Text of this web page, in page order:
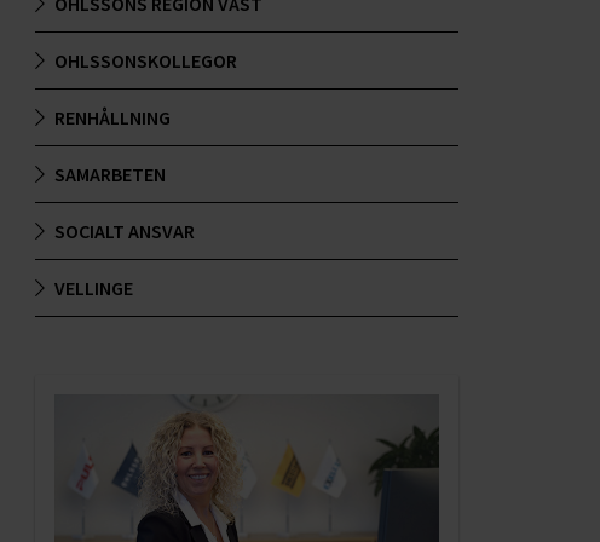
OHLSSONSKOLLEGOR
RENHÅLLNING
SAMARBETEN
SOCIALT ANSVAR
VELLINGE